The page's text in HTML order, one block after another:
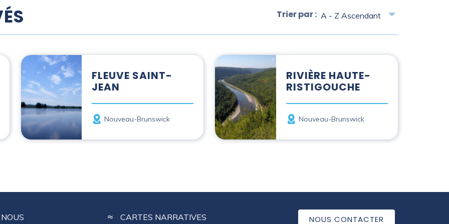
Trier par :
Fleuve Saint-Jean
FLEUVE SAINT-
JEAN
Province
Nouveau-Brunswick
Rivière Haute-Ristigouche
RIVIÈRE HAUTE-
RISTIGOUCHE
Province
Nouveau-Brunswick
CARTES NARRATIVES NOUS CONTACTER